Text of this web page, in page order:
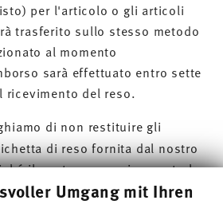
Umgang mit Ihren
per l'articolo o gli articoli
trasferito sullo stesso metodo
al momento
sarà effettuato entro sette
del reso.
di non restituire gli
di reso fornita dal nostro
il nostro magazzino centrale
dei nostri clienti